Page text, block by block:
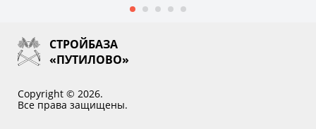
СТРОЙБАЗА
«ПУТИЛОВО»
Copyright © 2026.
Все права защищены.